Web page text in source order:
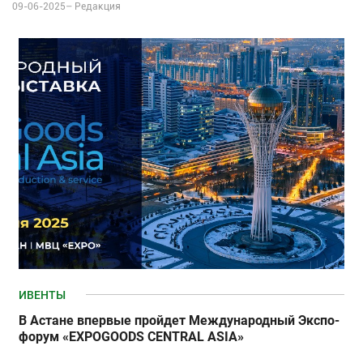
09-06-2025– Редакция
ИВЕНТЫ
В Астане впервые пройдет Международный Экспо-
форум «EXPOGOODS CENTRAL ASIA»